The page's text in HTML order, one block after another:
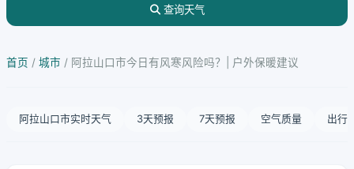
查询天气
首页 / 城市 / 阿拉山口市今日有风寒风险吗？| 户外保暖建议
阿拉山口市实时天气 3天预报 7天预报 空气质量 出行